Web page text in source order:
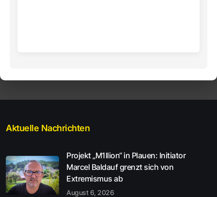
Aktuelle Nachrichten
Projekt „M1llion“ in Plauen: Initiator
Marcel Baldauf grenzt sich von
Extremismus ab
August 6, 2026